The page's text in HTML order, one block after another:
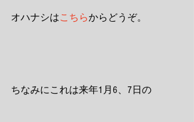
オハナシはこちらからどうぞ。
ちなみにこれは来年1月6、7日の